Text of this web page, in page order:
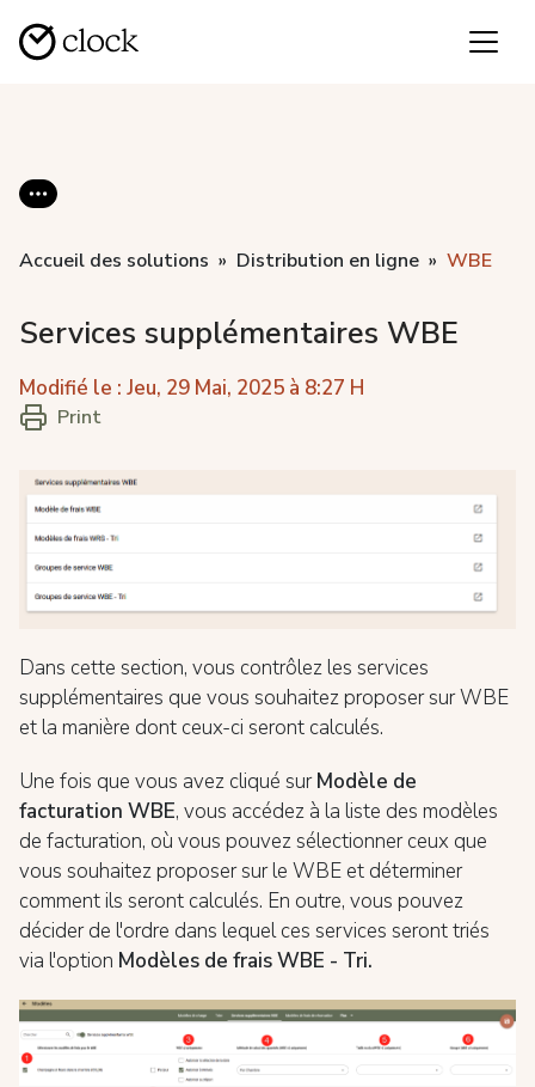
Accueil des solutions Distribution en ligne WBE
Services supplémentaires WBE
Modifié le : Jeu, 29 Mai, 2025 à 8:27 H
Print
Dans cette section, vous contrôlez les services
supplémentaires que vous souhaitez proposer sur WBE
et la manière dont ceux-ci seront calculés.
Une fois que vous avez cliqué surModèle de
facturation WBE, vous accédez à la liste des modèles
de facturation, où vous pouvez sélectionner ceux que
vous souhaitez proposer sur le WBE et déterminer
comment ils seront calculés. En outre, vous pouvez
décider de l'ordre dans lequel ces services seront triés
via l'option Modèles de frais WBE - Tri.